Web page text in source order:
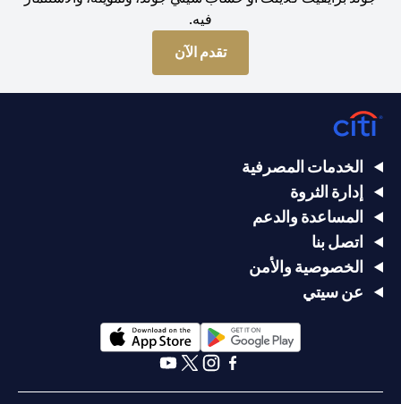
فيه.
تقدم الآن
الخدمات المصرفية
إدارة الثروة
المساعدة والدعم
اتصل بنا
الخصوصية والأمن
عن سيتي
(opens in a new tab)